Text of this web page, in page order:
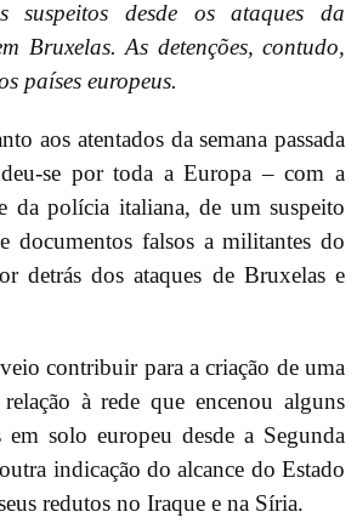
suspeitos desde os ataques da
Bruxelas. As detenções, contudo,
países europeus.
aos atentados da semana passada
se por toda a Europa – com a
da polícia italiana, de um suspeito
documentos falsos a militantes do
detrás dos ataques de Bruxelas e
contribuir para a criação de uma
à rede que encenou alguns
em solo europeu desde a Segunda
indicação do alcance do Estado
redutos no Iraque e na Síria.